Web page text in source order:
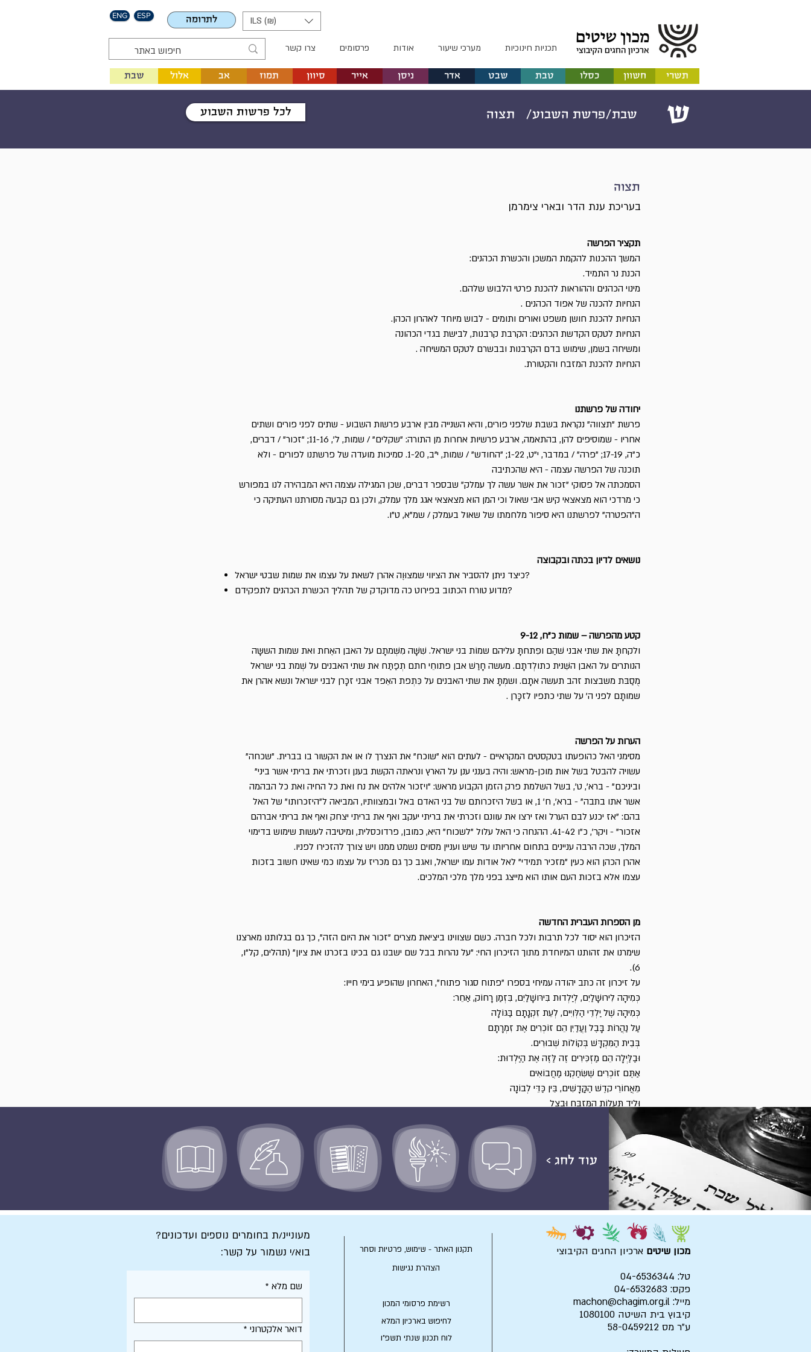
ENG ESP לתרומה ILS (₪)
תכניות חינוכיות מערכי שיעור אודות פרסומים צרו קשר
אלול שבת תמוז אב ניסן סיוון אדר טבת שבט חשוון תשרי כסלו אייר
לכל פרשות השבוע תצוה שבת/פרשת השבוע/ ש
תצוה
בעריכת ענת הדר ובארי צימרמן
תקציר הפרשה
המשך ההכנות להקמת המשכן והכשרת הכהנים:
הכנת נר התמיד.
מינוי הכהנים וההוראות להכנת פרטי הלבוש שלהם.
הנחיות להכנה של אפוד הכהנים .
הנחיות להכנת חושן משפט ואורים ותומים - לבוש מיוחד לאהרון הכהן.
הנחיות לטקס הקדשת הכהנים: הקרבת קרבנות, לבישת בגדי הכהונה
ומשיחה בשמן, שימוש בדם הקרבנות ובבשרם לטקס המשיחה .
הנחיות להכנת המזבח והקטורת.
יחודה של פרשתנו
פרשת "תצווה" נקראת בשבת שלפני פורים, והיא השנייה מבין ארבע פרשות השבוע - שתים לפני פורים ושתים
אחריו - שמוסיפים להן, בהתאמה, ארבע פרשיות אחרות מן התורה: "שקלים" / שמות, ל', 11-16; "זכור" / דברים,
כ"ה, 17-19; "פרה" / במדבר, י"ט, 1-22; "החודש" / שמות, י"ב, 1-20. סמיכות מועדה של פרשתנו לפורים - ולא
תוכנה של הפרשה עצמה - היא שהכתיבה
הסמכתה אל פסוקי "זכור את אשר עשה לך עמלק" שבספר דברים, שכן המגילה עצמה היא המבהירה לנו במפורש
כי מרדכי הוא מצאצאי קיש אבי שאול וכי המן הוא מצאצאי אגג מלך עמלק, ולכן גם קבעה מסורתנו העתיקה כי
ה"הפטרה" לפרשתנו היא סיפור מלחמתו של שאול בעמלק / שמ"א, ט"ו.
נושאים לדיון בכתה ובקבוצה
כיצד ניתן להסביר את הציווי שמצוּוֶה אהרן לשאת על עצמו את שמות שבטי ישראל?
מדוע טורח הכתוב בפירוט כה מדוקדק של תהליך הכשרת הכהנים לתפקידם?
קטע מהפרשה – שמות כ"ח, 9-12
ולקחתָּ את שתי אבני שׁהַם ופִּתחתָּ עליהם שמוֹת בני ישראל. שִׁשָּׁה מִשְּׁמתָם על האבן האֶחת ואת שמות הששָּה
הנותרים על האבן השֵּׁנית כתולְדתָם. מעשה חָרַשׁ אבן פתוחֵי חתם תְפַתַּח את שתי האבנים על שְׁמת בני ישראל
מֻסַבּת משבצות זהב תעשה אתָם. ושמְתָּ את שתי האבנים על כִּתְפת האֵפד אבני זכָּרן לבני ישראל ונשא אהרן את
שמותָם לפני ה' על שתי כתפיו לזכָּרן .
הערות על הפרשה
מסימני האל כהופעתו בטקסטים המקראיים - לעתים הוא "שוכח" את הנצרך לו או את הקשור בו בברית. "שכחה"
עשויה להבטל בשל אות מוכן-מראש: והיה בענני ענן על הארץ ונראתה הקשת בענן וזכרתי את בריתי אשר ביני"
וביניכם" - ברא', ט', בשל השלמת פרק הזמן הקבוע מראש: "ויזכור אלהים את נח ואת כל החיה ואת כל הבהמה
אשר אתו בתבה" - ברא', ח' 1, או בשל היזכרותם של בני האדם באל ובמצוותיו, המביאה ל"היזכרותו" של האל
בהם: "אז יכנע לבם הערל ואז ירצו את עוונם וזכרתי את בריתי יעקב ואף את בריתי יצחק ואף את בריתי אברהם
אזכור" - ויקר', כ"ו 41-42. ההנחה כי האל עלול "לשכוח" היא, כמובן, פרדוכסלית, ומיטיבה לעשות שימוש בדימוי
המלך, שכה הרבה עניינים בתחום אחריותו עד שיש ועניין מסוים נשמט ממנו ויש צורך להזכירו לפניו.
אהרן הכהן הוא כעין "מזכיר תמידי" לאל אודות עמו ישראל, ואגב כך גם מכריז על עצמו כמי שאינו חשוב בזכות
עצמו אלא בזכות העם אותו הוא מייצג בפני מלך מלכי המלכים.
מן הספרות העברית החדשה
הזיכרון הוא יסוד לכל תרבות ולכל חברה. כשם שצווינו ביציאת מצרים "זכור את היום הזה", כך גם בגלותנו מארצנו
שימרנו את זהותנו המיוחדת מתוך הזיכרון החי: "על נהרות בבל שם ישבנו גם בכינו בזכרנו את ציון" (תהלים, קל"ו,
6).
על זיכרון זה כתב יהודה עמיחי בספרו "פתוח סגור פתוח", האחרון שהופיע בימי חייו:
כְּמִיהָה לִירוּשָׁלַיִם, לְיַלְדוּת בִּירּושָׁלַיִם, בִּזְמַן רָחוֹק, אַחֵר:
כְּמִיהָה שֶׁל יַלְדֵי הַלְּוִיִּים, לְעֵת זִקְנָתָם בַּגּוֹלָה
עַל נַהֲרוֹת בָּבֶל וַעֲדַיִן הֵם זוֹכְרִים אֶת זִמְרָתָם
בְּבֵית הַמִּקְדָּשׁ בְּקוֹלוֹת שְׁבוּרִים.
וּבַלַּיְלָה הֵם מַזְכִּירִים זֶה לַּזֶּה אֶת הַיַּלְדוּת:
אַתֶּם זוֹכְרִים שֶׁשִּׂחַקְנוּ מַחֲבוֹאִים
מֵאֲחוֹרֵי קדֶשׁ הַקֳּדָשִׁים, בֵּין כַּדֵּי לְבוֹנָה
וּלְיַד תְּעָלוֹת הַמִּזְבַּחַ וּבְצֵל
הַפָּרכֶת הָרְקוּמָה, בֵּין הַכְּרוּבִים?
עוד לחג >
מעוניינ/ת בחומרים נוספים ועדכונים?
בוא/י נשמור על קשר:
שם מלא *
דואר אלקטרוני *
תקנון האתר - שימוש, פרטיות וסחר
הצהרת נגישות
רשימת פרסומי המכון
לחיפוש בארכיון המלא
לוח תכנון שנתי תשפ"ו
מכון שיטים ארכיון החגים הקיבוצי
טל: 04-6536344
פקס: 04-6532683
מייל: machon@chagim.org.il
קיבוץ בית השיטה 1080100
ע"ר מס 58-0459212